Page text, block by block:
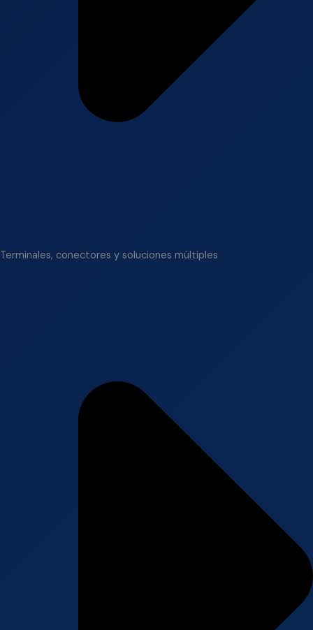
Terminales, conectores y soluciones múltiples